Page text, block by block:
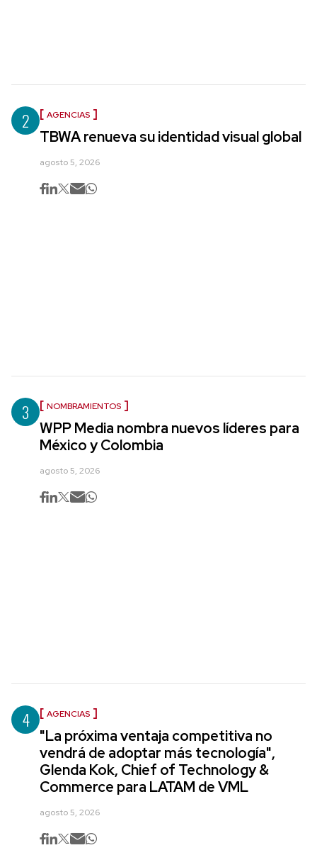
2 AGENCIAS
TBWA renueva su identidad visual global
agosto 5, 2026
3 NOMBRAMIENTOS
WPP Media nombra nuevos líderes para
México y Colombia
agosto 5, 2026
4 AGENCIAS
"La próxima ventaja competitiva no
vendrá de adoptar más tecnología",
Glenda Kok, Chief of Technology &
Commerce para LATAM de VML
agosto 5, 2026